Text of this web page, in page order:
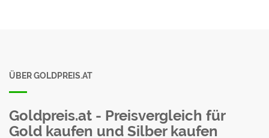
ÜBER GOLDPREIS.AT
Goldpreis.at - Preisvergleich für
Gold kaufen und Silber kaufen